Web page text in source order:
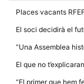
Places vacants
El soci decidirà el
“Una Assemblea
El que no
“El primer que hem